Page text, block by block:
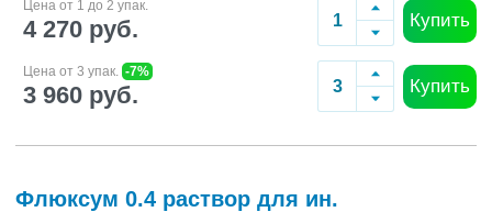
Цена от 1 до 2 упак.
4 270 руб. Купить
Цена от 3 упак. -7%
3 960 руб. Купить
Флюксум 0.4 раствор для ин.